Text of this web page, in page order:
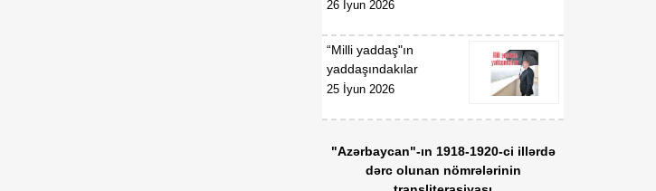
26 İyun 2026
“Milli yaddaş"ın
yaddaşındakılar
25 İyun 2026
"Azərbaycan"-ın 1918-1920-ci illərdə
dərc olunan nömrələrinin